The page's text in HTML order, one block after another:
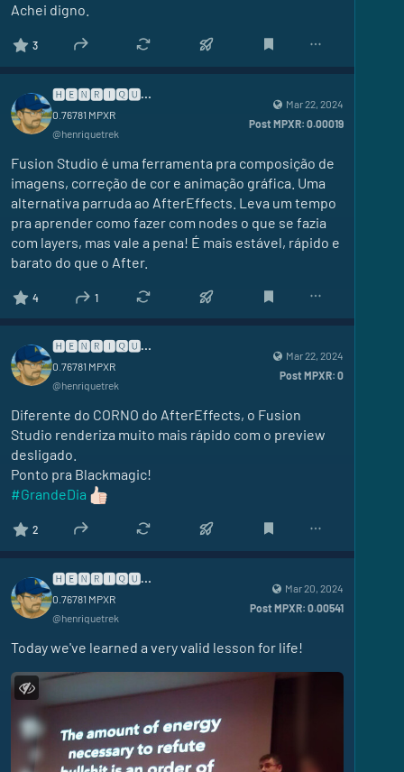
Achei digno.
3
🅷🅴🅽🆁🅸🆀🆄🅴
0.76781 MPXR
@henriquetrek
Post MPXR: 0.00019
Mar 22, 2024
Fusion Studio é uma ferramenta pra composição de
imagens, correção de cor e animação gráfica. Uma
alternativa parruda ao AfterEffects. Leva um tempo
pra aprender como fazer com nodes o que se fazia
com layers, mas vale a pena! É mais estável, rápido e
barato do que o After.
4 1
🅷🅴🅽🆁🅸🆀🆄🅴
0.76781 MPXR
@henriquetrek
Post MPXR: 0
Mar 22, 2024
Diferente do CORNO do AfterEffects, o Fusion
Studio renderiza muito mais rápido com o preview
desligado.
Ponto pra Blackmagic!
#GrandeDia
2
🅷🅴🅽🆁🅸🆀🆄🅴
0.76781 MPXR
@henriquetrek
Post MPXR: 0.00541
Mar 20, 2024
Today we've learned a very valid lesson for life!